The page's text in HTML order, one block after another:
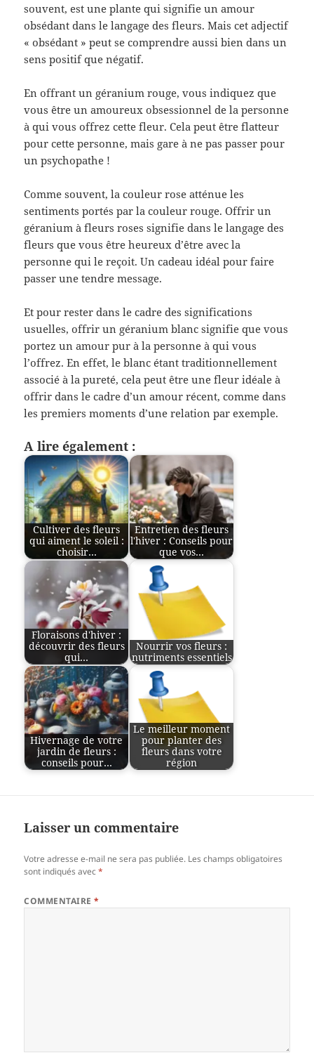
souvent, est une plante qui signifie un amour
obsédant dans le langage des fleurs. Mais cet adjectif
« obsédant » peut se comprendre aussi bien dans un
sens positif que négatif.
En offrant un géranium rouge, vous indiquez que
vous être un amoureux obsessionnel de la personne
à qui vous offrez cette fleur. Cela peut être flatteur
pour cette personne, mais gare à ne pas passer pour
un psychopathe !
Comme souvent, la couleur rose atténue les
sentiments portés par la couleur rouge. Offrir un
géranium à fleurs roses signifie dans le langage des
fleurs que vous être heureux d’être avec la
personne qui le reçoit. Un cadeau idéal pour faire
passer une tendre message.
Et pour rester dans le cadre des significations
usuelles, offrir un géranium blanc signifie que vous
portez un amour pur à la personne à qui vous
l’offrez. En effet, le blanc étant traditionnellement
associé à la pureté, cela peut être une fleur idéale à
offrir dans le cadre d’un amour récent, comme dans
les premiers moments d’une relation par exemple.
A lire également :
Cultiver des fleurs
qui aiment le soleil :
choisir…
Entretien des fleurs
l'hiver : Conseils pour
que vos…
Floraisons d'hiver :
découvrir des fleurs
qui…
Nourrir vos fleurs :
nutriments essentiels
Hivernage de votre
jardin de fleurs :
conseils pour…
Le meilleur moment
pour planter des
fleurs dans votre
région
Laisser un commentaire
Votre adresse e-mail ne sera pas publiée. Les champs obligatoires
sont indiqués avec*
COMMENTAIRE*